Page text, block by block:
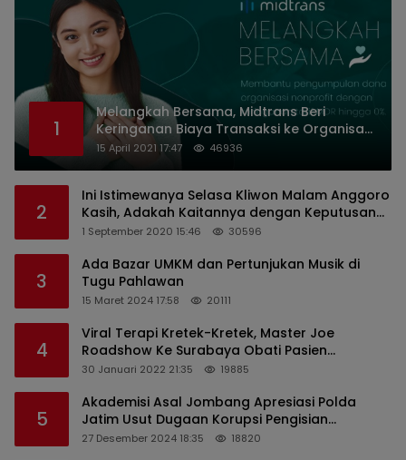
1
Melangkah Bersama, Midtrans Beri
Keringanan Biaya Transaksi ke Organisasi
Nirlaba Indonesia
15 April 2021 17:47 46936
2
Ini Istimewanya Selasa Kliwon Malam Anggoro
Kasih, Adakah Kaitannya dengan Keputusan
PDIP?
1 September 2020 15:46 30596
3
Ada Bazar UMKM dan Pertunjukan Musik di
Tugu Pahlawan
15 Maret 2024 17:58 20111
4
Viral Terapi Kretek-Kretek, Master Joe
Roadshow Ke Surabaya Obati Pasien
Sekaligus Edukasi Masyarakat
30 Januari 2022 21:35 19885
5
Akademisi Asal Jombang Apresiasi Polda
Jatim Usut Dugaan Korupsi Pengisian
Perangkat Desa di Kediri
27 Desember 2024 18:35 18820